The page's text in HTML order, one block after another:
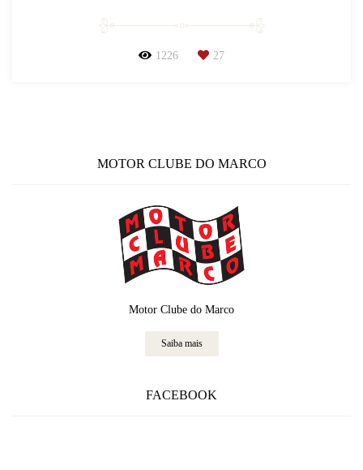
1226 27
MOTOR CLUBE DO MARCO
Motor Clube do Marco
Saiba mais
FACEBOOK